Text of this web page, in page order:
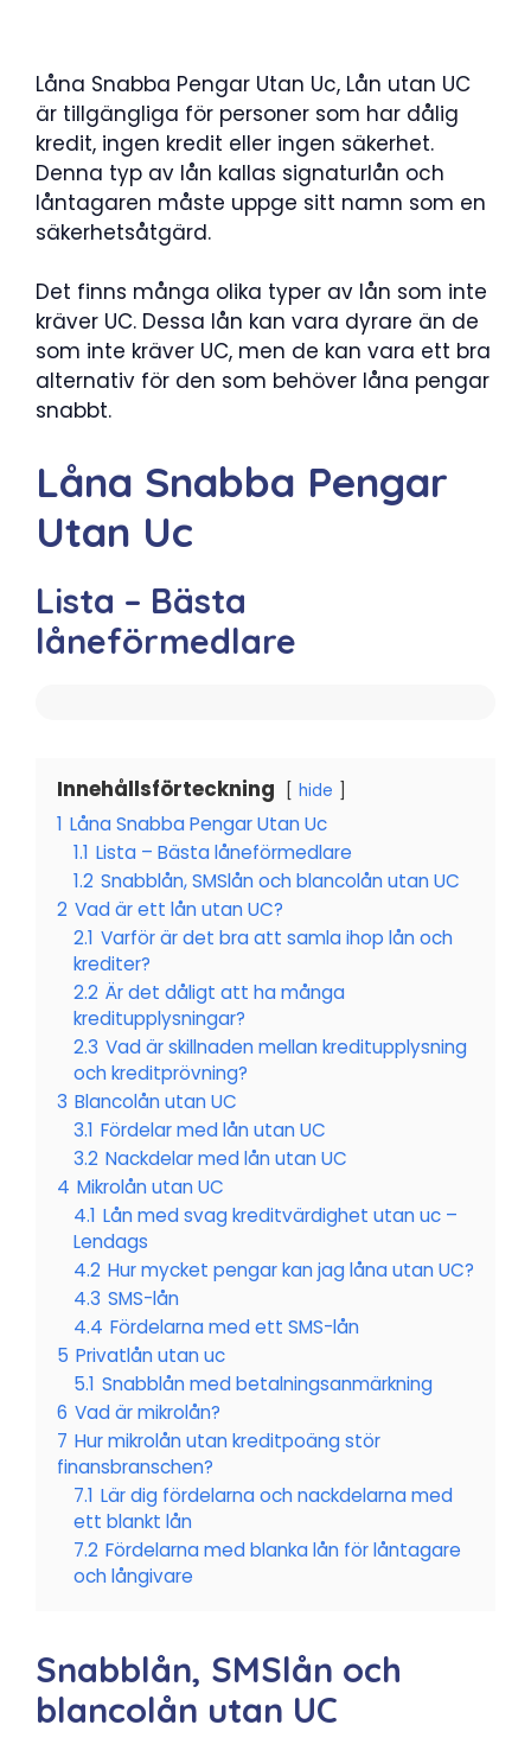
Låna Snabba Pengar Utan Uc, Lån utan UC
är tillgängliga för personer som har dålig
kredit, ingen kredit eller ingen säkerhet.
Denna typ av lån kallas signaturlån och
låntagaren måste uppge sitt namn som en
säkerhetsåtgärd.
Det finns många olika typer av lån som inte
kräver UC. Dessa lån kan vara dyrare än de
som inte kräver UC, men de kan vara ett bra
alternativ för den som behöver låna pengar
snabbt.
Låna Snabba Pengar
Utan Uc
Lista – Bästa
låneförmedlare
Innehållsförteckning hide
1 Låna Snabba Pengar Utan Uc
1.1 Lista – Bästa låneförmedlare
1.2 Snabblån, SMSlån och blancolån utan UC
2 Vad är ett lån utan UC?
2.1 Varför är det bra att samla ihop lån och
krediter?
2.2 Är det dåligt att ha många
kreditupplysningar?
2.3 Vad är skillnaden mellan kreditupplysning
och kreditprövning?
3 Blancolån utan UC
3.1 Fördelar med lån utan UC
3.2 Nackdelar med lån utan UC
4 Mikrolån utan UC
4.1 Lån med svag kreditvärdighet utan uc –
Lendags
4.2 Hur mycket pengar kan jag låna utan UC?
4.3 SMS-lån
4.4 Fördelarna med ett SMS-lån
5 Privatlån utan uc
5.1 Snabblån med betalningsanmärkning
6 Vad är mikrolån?
7 Hur mikrolån utan kreditpoäng stör
finansbranschen?
7.1 Lär dig fördelarna och nackdelarna med
ett blankt lån
7.2 Fördelarna med blanka lån för låntagare
och långivare
Snabblån, SMSlån och
blancolån utan UC